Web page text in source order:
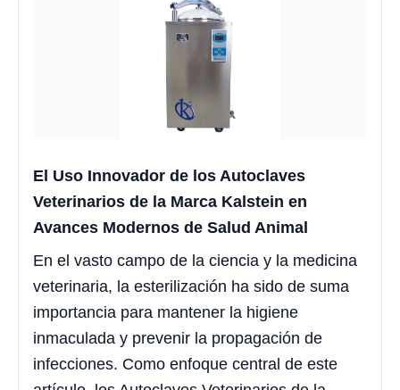
El Uso Innovador de los Autoclaves
Veterinarios de la Marca Kalstein en
Avances Modernos de Salud Animal
En el vasto campo de la ciencia y la medicina
veterinaria, la esterilización ha sido de suma
importancia para mantener la higiene
inmaculada y prevenir la propagación de
infecciones. Como enfoque central de este